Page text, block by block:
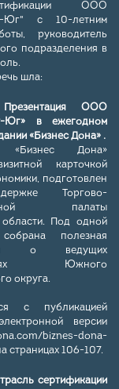
ООО
Юг" с 10-летним
руководитель
подразделения в
шла:
Презентация ООО
Юг» в ежегодном
«Бизнес Дона» .
«Бизнес Дона»
карточкой
подготовлен
Торгово-
палаты
области. Под одной
полезная
о ведущих
Южного
округа.
с публикацией
версии
biznes-dona-
страницах 106-107.
сертификации